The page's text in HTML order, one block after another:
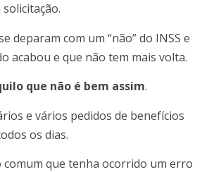
deparam com um “não” do INSS e
acabou e que não tem mais volta.
que não é bem assim.
e vários pedidos de benefícios
os dias.
comum que tenha ocorrido um erro